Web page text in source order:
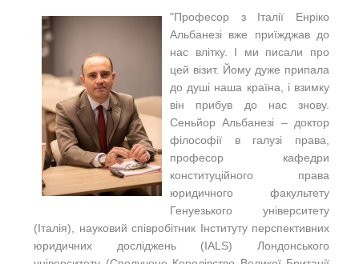
"Професор з Італії Енріко
Альбанезі вже приїжджав до
нас влітку. І ми писали про
цей візит. Йому дуже припала
до душі наша країна, і взимку
він прибув до нас знову.
Сеньйор Альбанезі – доктор
філософії в галузі права,
професор кафедри
конституційного права
юридичного факультету
Генуезького університету
(Італія), науковий співробітник Інституту перспективних
юридичних досліджень (IALS) Лондонського